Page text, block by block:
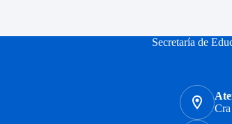
Secretaría de